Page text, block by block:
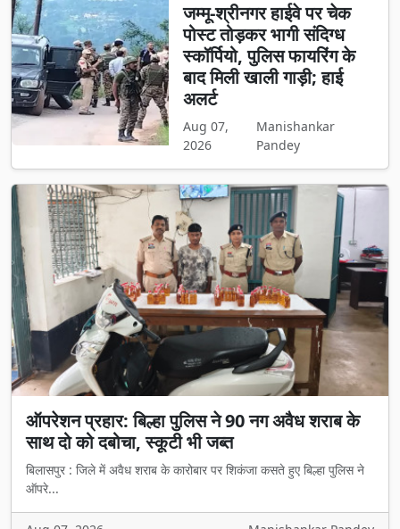
जम्मू-श्रीनगर हाईवे पर चेक
पोस्ट तोड़कर भागी संदिग्ध
स्कॉर्पियो, पुलिस फायरिंग के
बाद मिली खाली गाड़ी; हाई
अलर्ट
Aug 07,
2026
Manishankar
Pandey
ऑपरेशन प्रहार: बिल्हा पुलिस ने 90 नग अवैध शराब के
साथ दो को दबोचा, स्कूटी भी जब्त
बिलासपुर : जिले में अवैध शराब के कारोबार पर शिकंजा कसते हुए बिल्हा पुलिस ने
ऑपरे...